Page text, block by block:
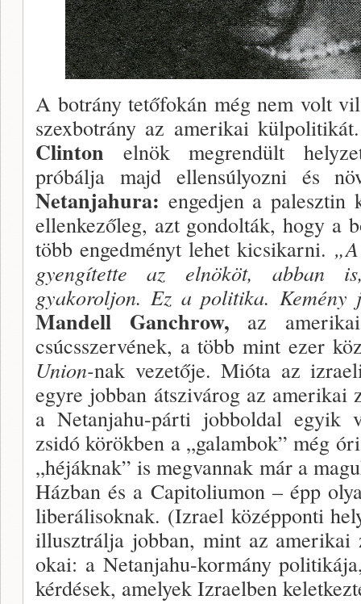
A botrány tetőfokán még nem volt
szexbot­rány az amerikai
Clinton elnök meg­rendült
próbálja majd ellensúlyozni és
Netanjahura: engedjen a palesztin
ellenkezőleg, azt gondolták, hogy a
több engedményt lehet kicsi­karni.
gyengítette az elnököt, abban
gyakoroljon. Ez a po­litika. Kemény
Mandell Ganchrow, az
csúcsszervé­nek, a több mint ezer
Union-nak vezetője. Mióta az
egyre jobban átszivárog az ame­rikai
a Netanjahu-párti jobboldal egyik
zsidó körökben a „galambok” még
„héjáknak” is megvannak már a
Házban és a Capitoliumon – épp
liberá­lisoknak. (Izrael középponti
illusztrálja job­ban, mint az amerikai
okai: a Netanjahu-kormány
kérdések, amelyek Izraelben